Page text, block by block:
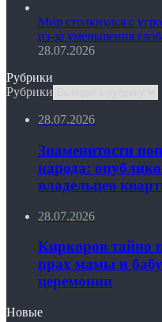
Мир столкнулся с
из-за уменьшения
28.07.2026
Рубрики
Рубрики
28.07.2026
Знаменитости
народа:
владельцев
28.07.2026
Киркоров тайно
прах мамы и
церемонии
Новые